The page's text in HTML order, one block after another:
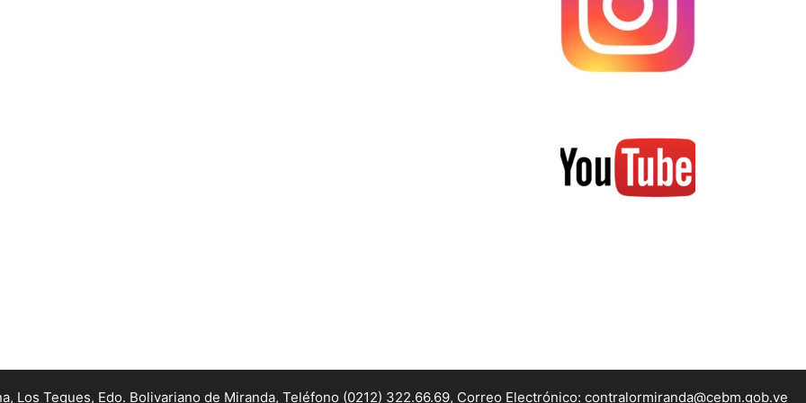
Los Teques, Edo. Bolivariano de Miranda, Teléfono (0212) 322.66.69, Correo Electrónico: contralormiranda@cebm.gob.ve